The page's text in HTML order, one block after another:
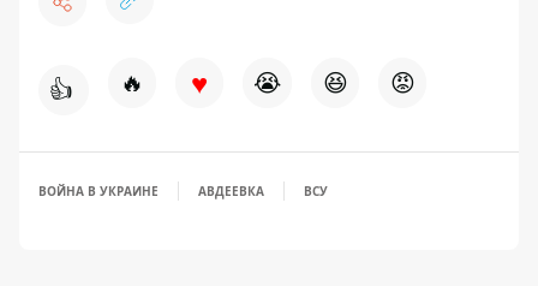
👍 🔥 ♥ 😭 😆 😡
ВОЙНА В УКРАИНЕ АВДЕЕВКА ВСУ